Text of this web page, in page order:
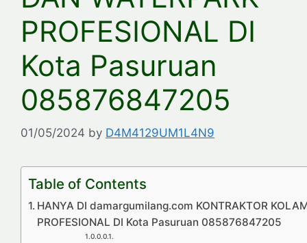
PROFESIONAL DI
Kota Pasuruan
085876847205
01/05/2024 by D4M4129UM1L4N9
Table of Contents
HANYA DI damargumilang.com KONTRAKTOR
PROFESIONAL DI Kota Pasuruan 085876847205